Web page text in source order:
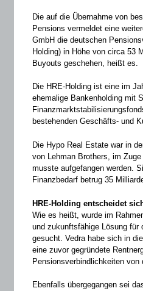
Die auf die Übernahme von
Pensions vermeldet eine
GmbH die deutschen
Holding) in Höhe von circa 53
Buyouts geschehen, heißt es.
Die HRE-Holding ist eine im
ehemalige Bankenholding mit
bestehenden Geschäfts- und
Die Hypo Real Estate war in
von Lehman Brothers, im
musste aufgefangen werden.
Finanzbedarf betrug 35
HRE-Holding entscheidet
Wie es heißt, wurde im
und zukunftsfähige Lösung für
gesucht. Vedra habe sich in
eine zuvor gegründete
Pensionsverbindlichkeiten von
Ebenfalls übergegangen sei